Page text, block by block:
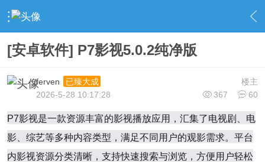
› 社区广场 › 手机软件 › 内容
[安卓软件] P7影视5.0.2纯净版
楼主
ferven
已臻大成
367
60
2026-5-28 10:17:28
P7影视是一款资源丰富的影视播放应用，汇集了电视剧、电
影、综艺等多种内容类型，满足不同用户的观影需求。平台
内影视资源分类清晰，支持快速搜索与浏览，方便用户轻松